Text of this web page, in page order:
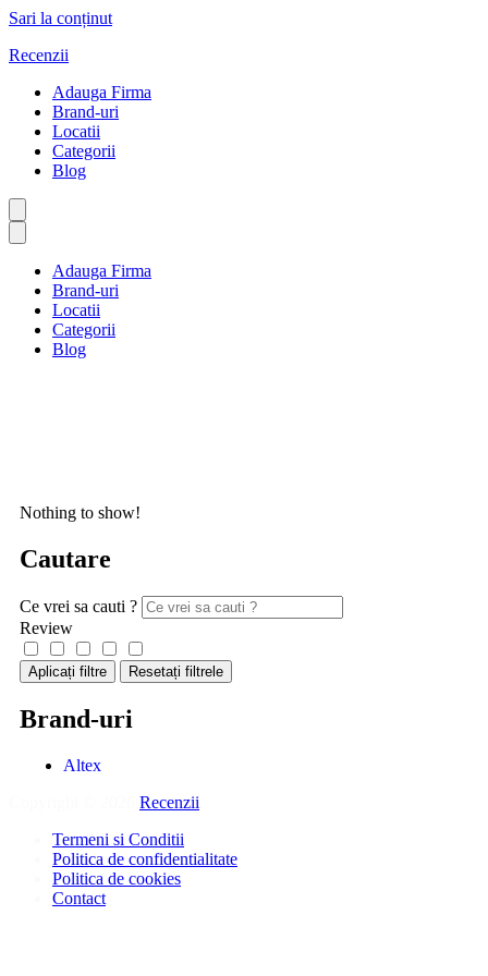
Sari la conținut
Recenzii
Adauga Firma
Brand-uri
Locatii
Categorii
Blog
Adauga Firma
Brand-uri
Locatii
Categorii
Blog
Nothing to show!
Cautare
Ce vrei sa cauti ?
Review
Aplicați filtre Resetați filtrele
Brand-uri
Altex
Recenzii
Termeni si Conditii
Politica de confidentialitate
Politica de cookies
Contact